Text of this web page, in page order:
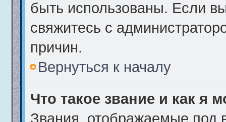
быть использованы. Если
свяжитесь с
причин.
Вернуться к началу
Что такое звание и как я
Звания, отображаемые